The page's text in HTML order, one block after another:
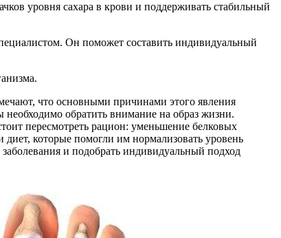
уровня сахара в крови и поддерживать стабильный
Он поможет составить индивидуальный
что основными причинами этого явления
обратить внимание на образ жизни.
пересмотреть рацион: уменьшение белковых
которые помогли им нормализовать уровень
и подобрать индивидуальный подход